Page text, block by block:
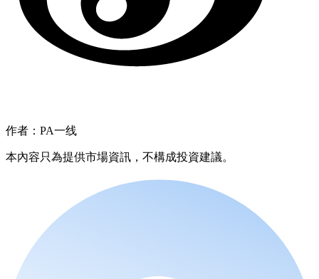
作者：PA一线
本內容只為提供市場資訊，不構成投資建議。